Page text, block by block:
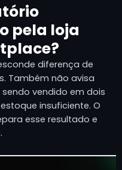
pela loja
diferença de
Também não avisa
vendido em dois
insuficiente. O
esse resultado e